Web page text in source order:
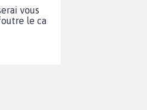
vous
le ca